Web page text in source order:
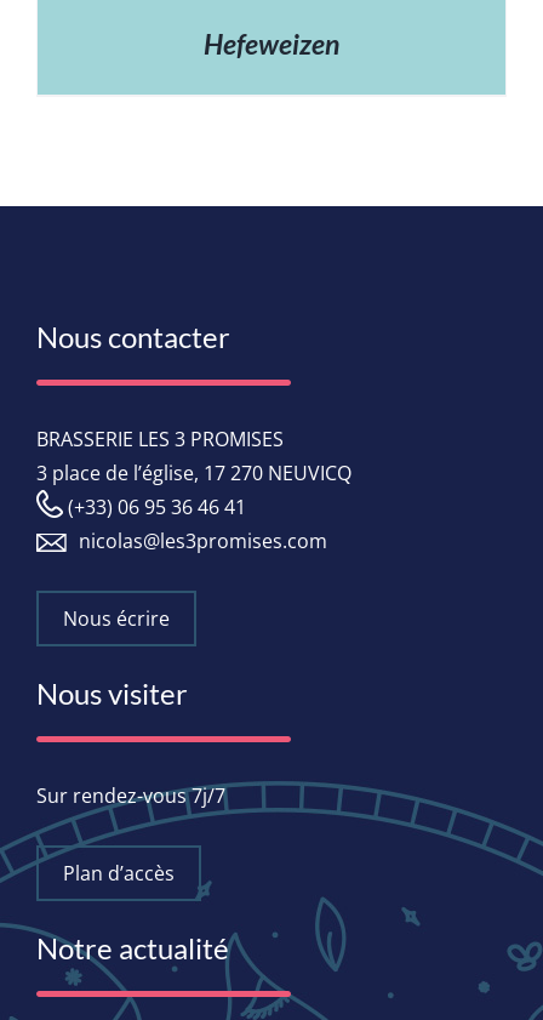
Hefeweizen
Nous contacter
BRASSERIE LES 3 PROMISES
3 place de l’église, 17 270 NEUVICQ
(+33) 06 95 36 46 41
nicolas@les3promises.com
Nous écrire
Nous visiter
Sur rendez-vous 7j/7
Plan d’accès
Notre actualité